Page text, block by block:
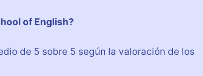
of English?
de 5 sobre 5 según la valoración de los